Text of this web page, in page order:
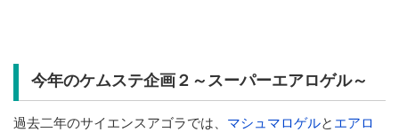
今年のケムステ企画２～スーパーエアロゲル～
過去二年のサイエンスアゴラでは、 マシュマロゲルと エアロ